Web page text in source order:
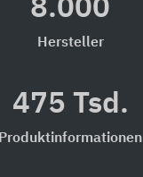
8.000
Hersteller
475 Tsd.
Produktinformationen